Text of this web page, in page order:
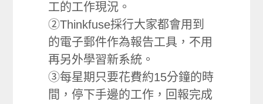
工的工作現況。
②Thinkfuse採行大家都會用到
的電子郵件作為報告工具，不用
再另外學習新系統。
③每星期只要花費約15分鐘的時
間，停下手邊的工作，回報完成